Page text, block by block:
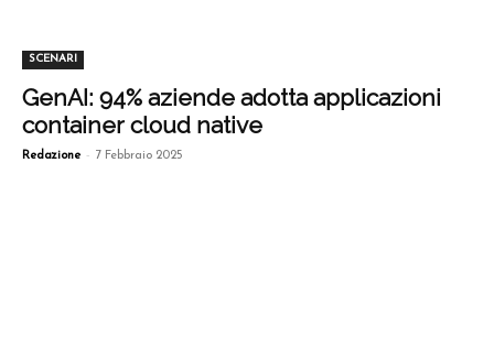
SCENARI
GenAI: 94% aziende adotta applicazioni
container cloud native
Redazione - 7 Febbraio 2025